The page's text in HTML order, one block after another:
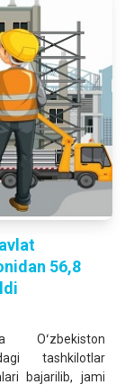
56,8
Oʻzbekiston
tashkilotlar
bajarilib, jami